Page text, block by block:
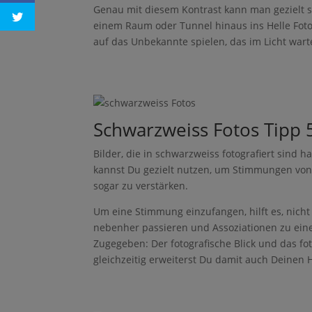
r
Genau mit diesem Kontrast kann man gezielt
einem Raum oder Tunnel hinaus ins Helle
auf das Unbekannte spielen, das im Licht
est
Faceb
ook
r
Schwarzweiss Fotos Tipp
Bilder, die in schwarzweiss fotografiert sind
kannst Du gezielt nutzen, um Stimmungen
sogar zu verstärken.
Um eine Stimmung einzufangen, hilft es,
nebenher passieren und Assoziationen zu
Zugegeben: Der fotografische Blick und das
gleichzeitig erweiterst Du damit auch Deinen